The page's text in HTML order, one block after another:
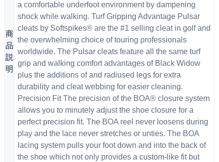
商
品
説
明
a comfortable underfoot environment by dampening
shock while walking. Turf Gripping Advantage Pulsar
cleats by Softspikes® are the #1 selling cleat in golf and
the overwhelming choice of touring professionals
worldwide. The Pulsar cleats feature all the same turf
grip and walking comfort advantages of Black Widow
plus the additions of and radiused legs for extra
durability and cleat webbing for easier cleaning.
Precision Fit The precision of the BOA® closure system
allows you to minutely adjust the shoe closure for a
perfect precision fit. The BOA reel never loosens during
play and the lace never stretches or unties. The BOA
lacing system pulls your foot down and into the back of
the shoe which not only provides a custom-like fit but